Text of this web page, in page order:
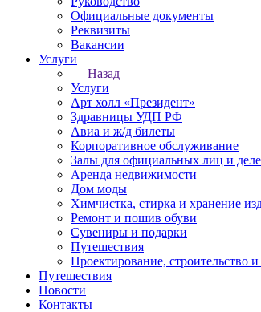
Официальные документы
Реквизиты
Вакансии
Услуги
Назад
Услуги
Арт холл «Президент»
Здравницы УДП РФ
Авиа и ж/д билеты
Корпоративное обслуживание
Залы для официальных лиц и
Аренда недвижимости
Дом моды
Химчистка, стирка и хранение
Ремонт и пошив обуви
Сувениры и подарки
Путешествия
Проектирование, строительство
Путешествия
Новости
Контакты